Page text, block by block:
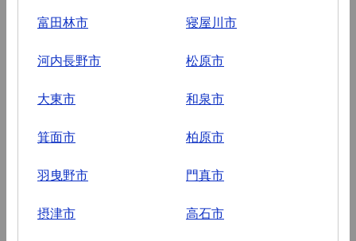
富田林市 寝屋川市
河内長野市 松原市
大東市 和泉市
箕面市 柏原市
羽曳野市 門真市
摂津市 高石市